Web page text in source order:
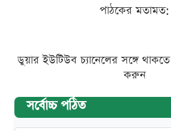
পাঠকের মতামত:
ডুয়ার ইউটিউব চ্যানেলের সঙ্গে থাকতে
করুন
সর্বোচ্চ পঠিত